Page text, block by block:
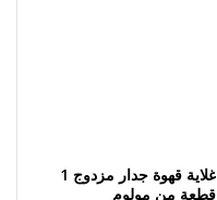
غلاية قهوة جدار مزدوج 1
قطعة من مولوم